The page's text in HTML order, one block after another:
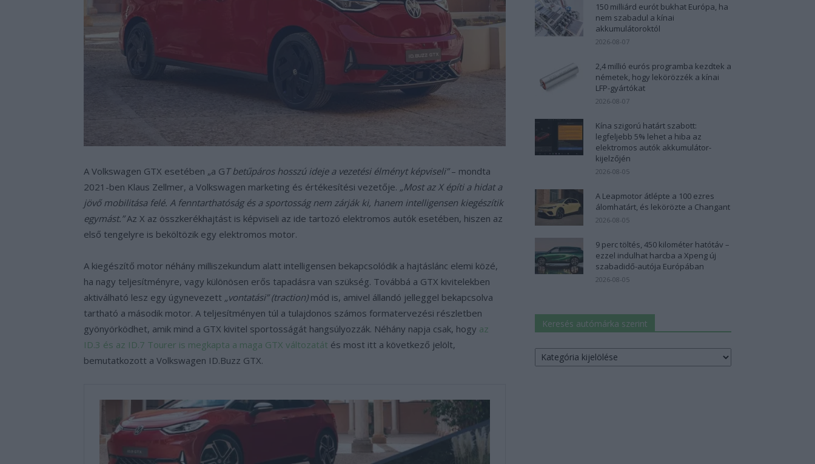
A Volkswagen GTX esetében „a G T betűpáros hosszú ideje a vezetési élményt képviseli”– mondta
2021-ben Klaus Zellmer, a Volkswagen marketing és értékesítési vezetője. „Most az X építi a hidat a
jövő mobilitása felé. A fenntarthatóság és a sportosság nem zárják ki, hanem intelligensen kiegészítik
egymást.”Az X az összkerékhajtást is képviseli az ide tartozó elektromos autók esetében, hiszen az
első tengelyre is beköltözik egy elektromos motor.
A kiegészítő motor néhány milliszekundum alatt intelligensen bekapcsolódik a hajtáslánc elemi közé,
ha nagy teljesítményre, vagy különösen erős tapadásra van szükség. Továbbá a GTX kivitelekben
aktiválható lesz egy úgynevezett „vontatási” (traction)mód is, amivel állandó jelleggel bekapcsolva
tartható a második motor. A teljesítményen túl a tulajdonos számos formatervezési részletben
gyönyörködhet, amik mind a GTX kivitel sportosságát hangsúlyozzák. Néhány napja csak, hogy az
ID.3 és az ID.7 Tourer is megkapta a maga GTX változatát és most itt a következő jelölt,
bemutatkozott a Volkswagen ID.Buzz GTX.
150 milliárd eurót bukhat Európa, ha
nem szabadul a kínai
akkumulátoroktól
2026-08-07
2,4 millió eurós programba kezdtek a
németek, hogy lekörözzék a kínai
LFP-gyártókat
2026-08-07
Kína szigorú határt szabott:
legfeljebb 5% lehet a hiba az
elektromos autók akkumulátor-
kijelzőjén
2026-08-05
A Leapmotor átlépte a 100 ezres
álomhatárt, és lekörözte a Changant
2026-08-05
9 perc töltés, 450 kilométer hatótáv –
ezzel indulhat harcba a Xpeng új
szabadidő-autója Európában
2026-08-05
Keresés autómárka szerint
Keresés
autómárka